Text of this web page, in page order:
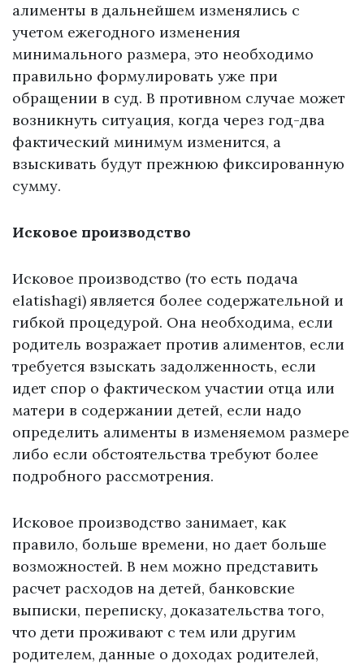
алименты в дальнейшем изменялись с
учетом ежегодного изменения
минимального размера, это необходимо
правильно формулировать уже при
обращении в суд. В противном случае может
возникнуть ситуация, когда через год-два
фактический минимум изменится, а
взыскивать будут прежнюю фиксированную
сумму.
Исковое производство
Исковое производство (то есть подача
elatishagi) является более содержательной и
гибкой процедурой. Она необходима, если
родитель возражает против алиментов, если
требуется взыскать задолженность, если
идет спор о фактическом участии отца или
матери в содержании детей, если надо
определить алименты в изменяемом размере
либо если обстоятельства требуют более
подробного рассмотрения.
Исковое производство занимает, как
правило, больше времени, но дает больше
возможностей. В нем можно представить
расчет расходов на детей, банковские
выписки, переписку, доказательства того,
что дети проживают с тем или другим
родителем, данные о доходах родителей,